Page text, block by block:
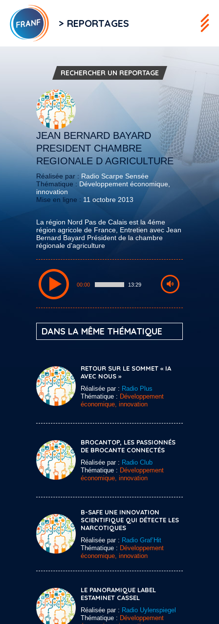
> REPORTAGES
RECHERCHER UN REPORTAGE
JEAN BERNARD BAYARD
PRESIDENT CHAMBRE
REGIONALE D AGRICULTURE
Réalisée par : Radio Scarpe Sensée
Thématique : Développement économique,
innovation
Mise en ligne : 11 octobre 2013
La région Nord Pas de Calais est la 4éme
région agricole de France, Entretien avec Jean
Bernard Bayard Président de la chambre
régionale d'agriculture
00:00 13:29
DANS LA MÊME THÉMATIQUE
RETOUR SUR LE SOMMET « IA
AVEC NOUS »
Réalisée par : Radio Plus
Thématique : Développement
économique, innovation
BROCANTOP, LES PASSIONNÉS
DE BROCANTE CONNECTÉS
Réalisée par : Radio Club
Thématique : Développement
économique, innovation
B-SAFE UNE INNOVATION
SCIENTIFIQUE QUI DÉTECTE LES
NARCOTIQUES
Réalisée par : Radio Graf’Hit
Thématique : Développement
économique, innovation
LE PANORAMIQUE LABEL
ESTAMINET CASSEL
Réalisée par : Radio Uylenspiegel
Thématique : Développement